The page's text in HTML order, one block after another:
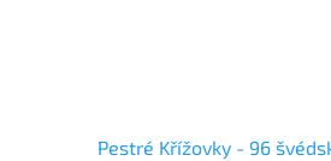
Pestré Křížovky - 96